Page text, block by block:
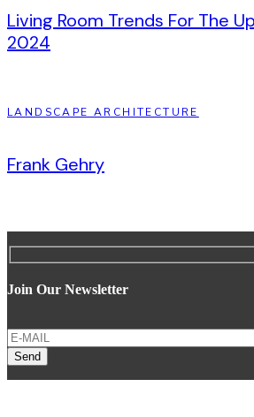
Living Room Trends For The
2024
LANDSCAPE ARCHITECTURE
Frank Gehry
Join Our Newsletter
Send